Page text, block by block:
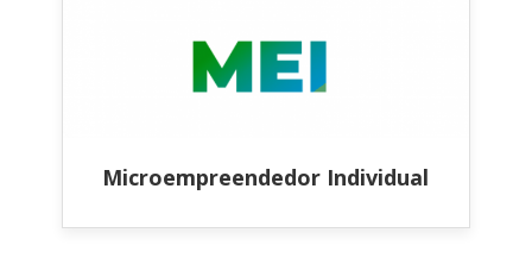
Microempreendedor Individual